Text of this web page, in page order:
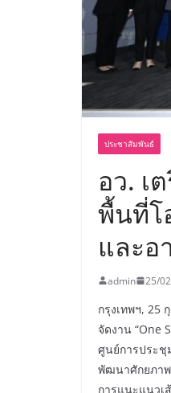
ประชาสัมพันธ์
อว. เ
พื้นที่โ
และอ
admin 25/
กรุงเทพฯ, 25
จัดงาน “One
ศูนย์การประชุ
พัฒนาศักยภาพ
การแนะแนวเ